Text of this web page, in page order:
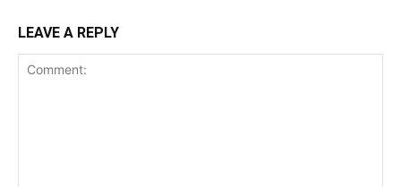
LEAVE A REPLY